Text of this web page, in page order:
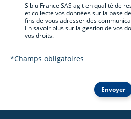
Siblu France SAS agit en qualité de
et collecte vos données sur la base
fins de vous adresser des
En savoir plus sur la gestion de vos
vos droits.
*Champs obligatoires
Envoyer